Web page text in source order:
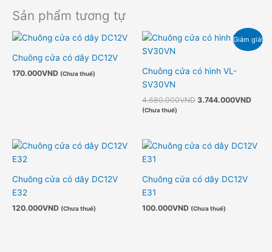
Sản phẩm tương tự
Chuông cửa có dây DC12V
170.000VND (Chưa thuế)
Giảm giá!
Chuông cửa có hình VL-
SV30VN
4.680.000VND
Giá
3.744.000VND
Giá
hiện
(Chưa thuế)
Chuông cửa có dây DC12V
E32
120.000VND (Chưa thuế)
Chuông cửa có dây DC12V
E31
100.000VND (Chưa thuế)